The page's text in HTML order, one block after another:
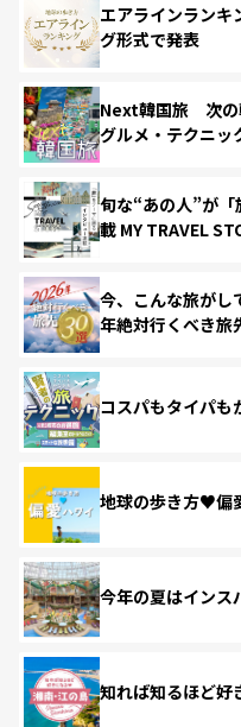
エアラインラン
グ形式で発表
Next韓国旅 次の
グルメ・テクニッ
旬な“あの人”が
載 MY TRAVEL
今、こんな旅がし
年絶対行くべき旅
コスパもタイパも
地球の歩き方♥偏
今年の夏はインス
知れば知るほど好